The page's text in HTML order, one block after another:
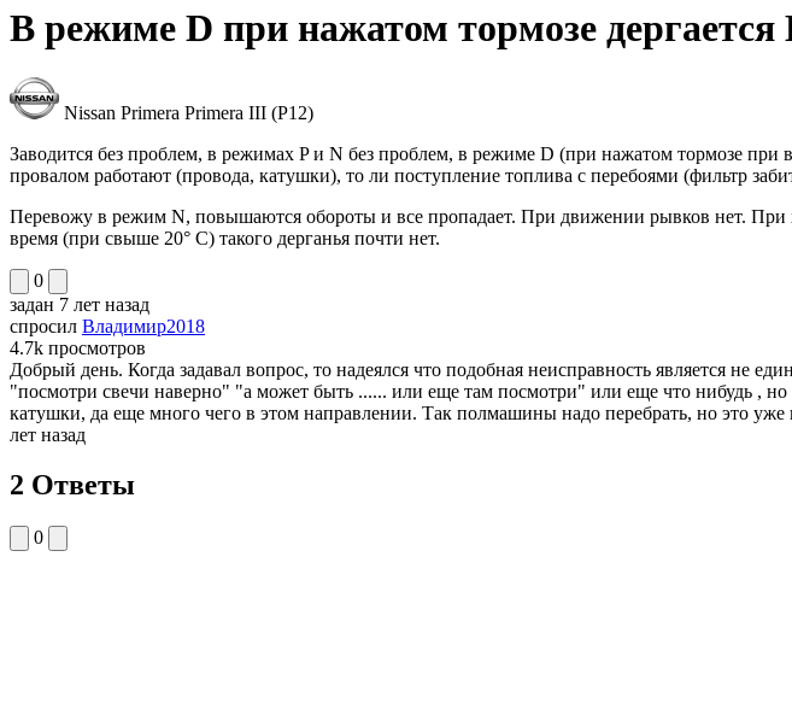
В режиме D при нажатом тормозе
Nissan Primera Primera III (P12)
Заводится без проблем, в режимах P и N без проблем, в режиме D (при нажатом тормозе при
провалом работают (провода, катушки), то ли поступление топлива с перебоями (фильтр
Перевожу в режим N, повышаются обороты и все пропадает. При движении рывков нет. При
время (при свыше 20° С) такого дерганья почти нет.
0
задан 7 лет назад
спросил Владимир2018
4.7k просмотров
Добрый день. Когда задавал вопрос, то надеялся что подобная неисправность является не
"посмотри свечи наверно" "а может быть ...... или еще там посмотри" или еще что нибудь ,
катушки, да еще много чего в этом направлении. Так полмашины надо перебрать, но это
лет назад
2 Ответы
0